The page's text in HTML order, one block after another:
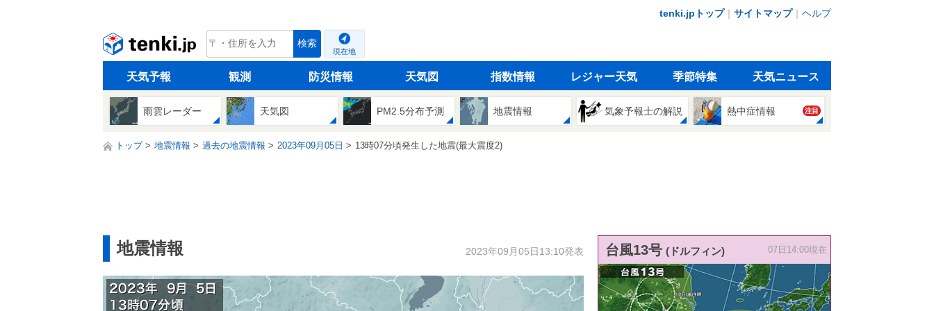
tenki.jpトップ｜ サイトマップ｜ ヘルプ
tenki.jp 検索
現在地
天気予報 観測 防災情報 天気図 指数情報 レジャー天気 季節特集 天気ニュース
雨雲レーダー 天気図 PM2.5分布予測 地震情報 気象予報士の解説 熱中症情報 注目
トップ 地震情報 過去の地震情報 2023年09月05日 13時07分頃発生した地震(最大震度2)
地震情報 2023年09月05日13:10発表 台風13号 (ドルフィン) 07日14:00現在